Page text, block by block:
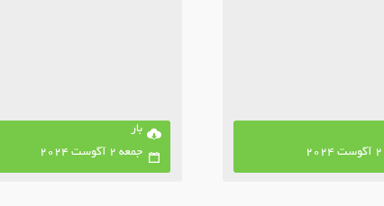
بار
جمعه 2 آگوست 2024